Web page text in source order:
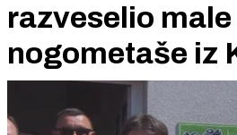
razveselio male
nogometaše iz